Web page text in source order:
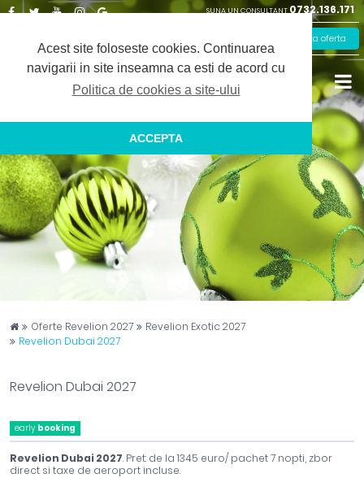
Acest site foloseste cookies. Continuarea
navigarii in site inseamna ca esti de acord cu
Politica de cookies a site-ului
ACCEPTA
Captain Travel
Oferte Revelion 2027
Revelion Exotic 2027
Revelion Dubai 2027
Revelion Dubai 2027
early booking
Revelion Dubai 2027. Pret: de la 1345 euro/ pachet 7 nopti, zbor
direct si taxe de aeroport incluse.
SUNA UN CONSULTANT 0732.136.171
Plus
Solicita oferta